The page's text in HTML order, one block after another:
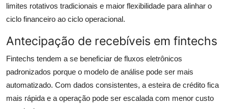
limites rotativos tradicionais e maior flexibilidade para alinhar o
ciclo financeiro ao ciclo operacional.
Antecipação de recebíveis em fintechs
Fintechs tendem a se beneficiar de fluxos eletrônicos
padronizados porque o modelo de análise pode ser mais
automatizado. Com dados consistentes, a esteira de crédito fica
mais rápida e a operação pode ser escalada com menor custo